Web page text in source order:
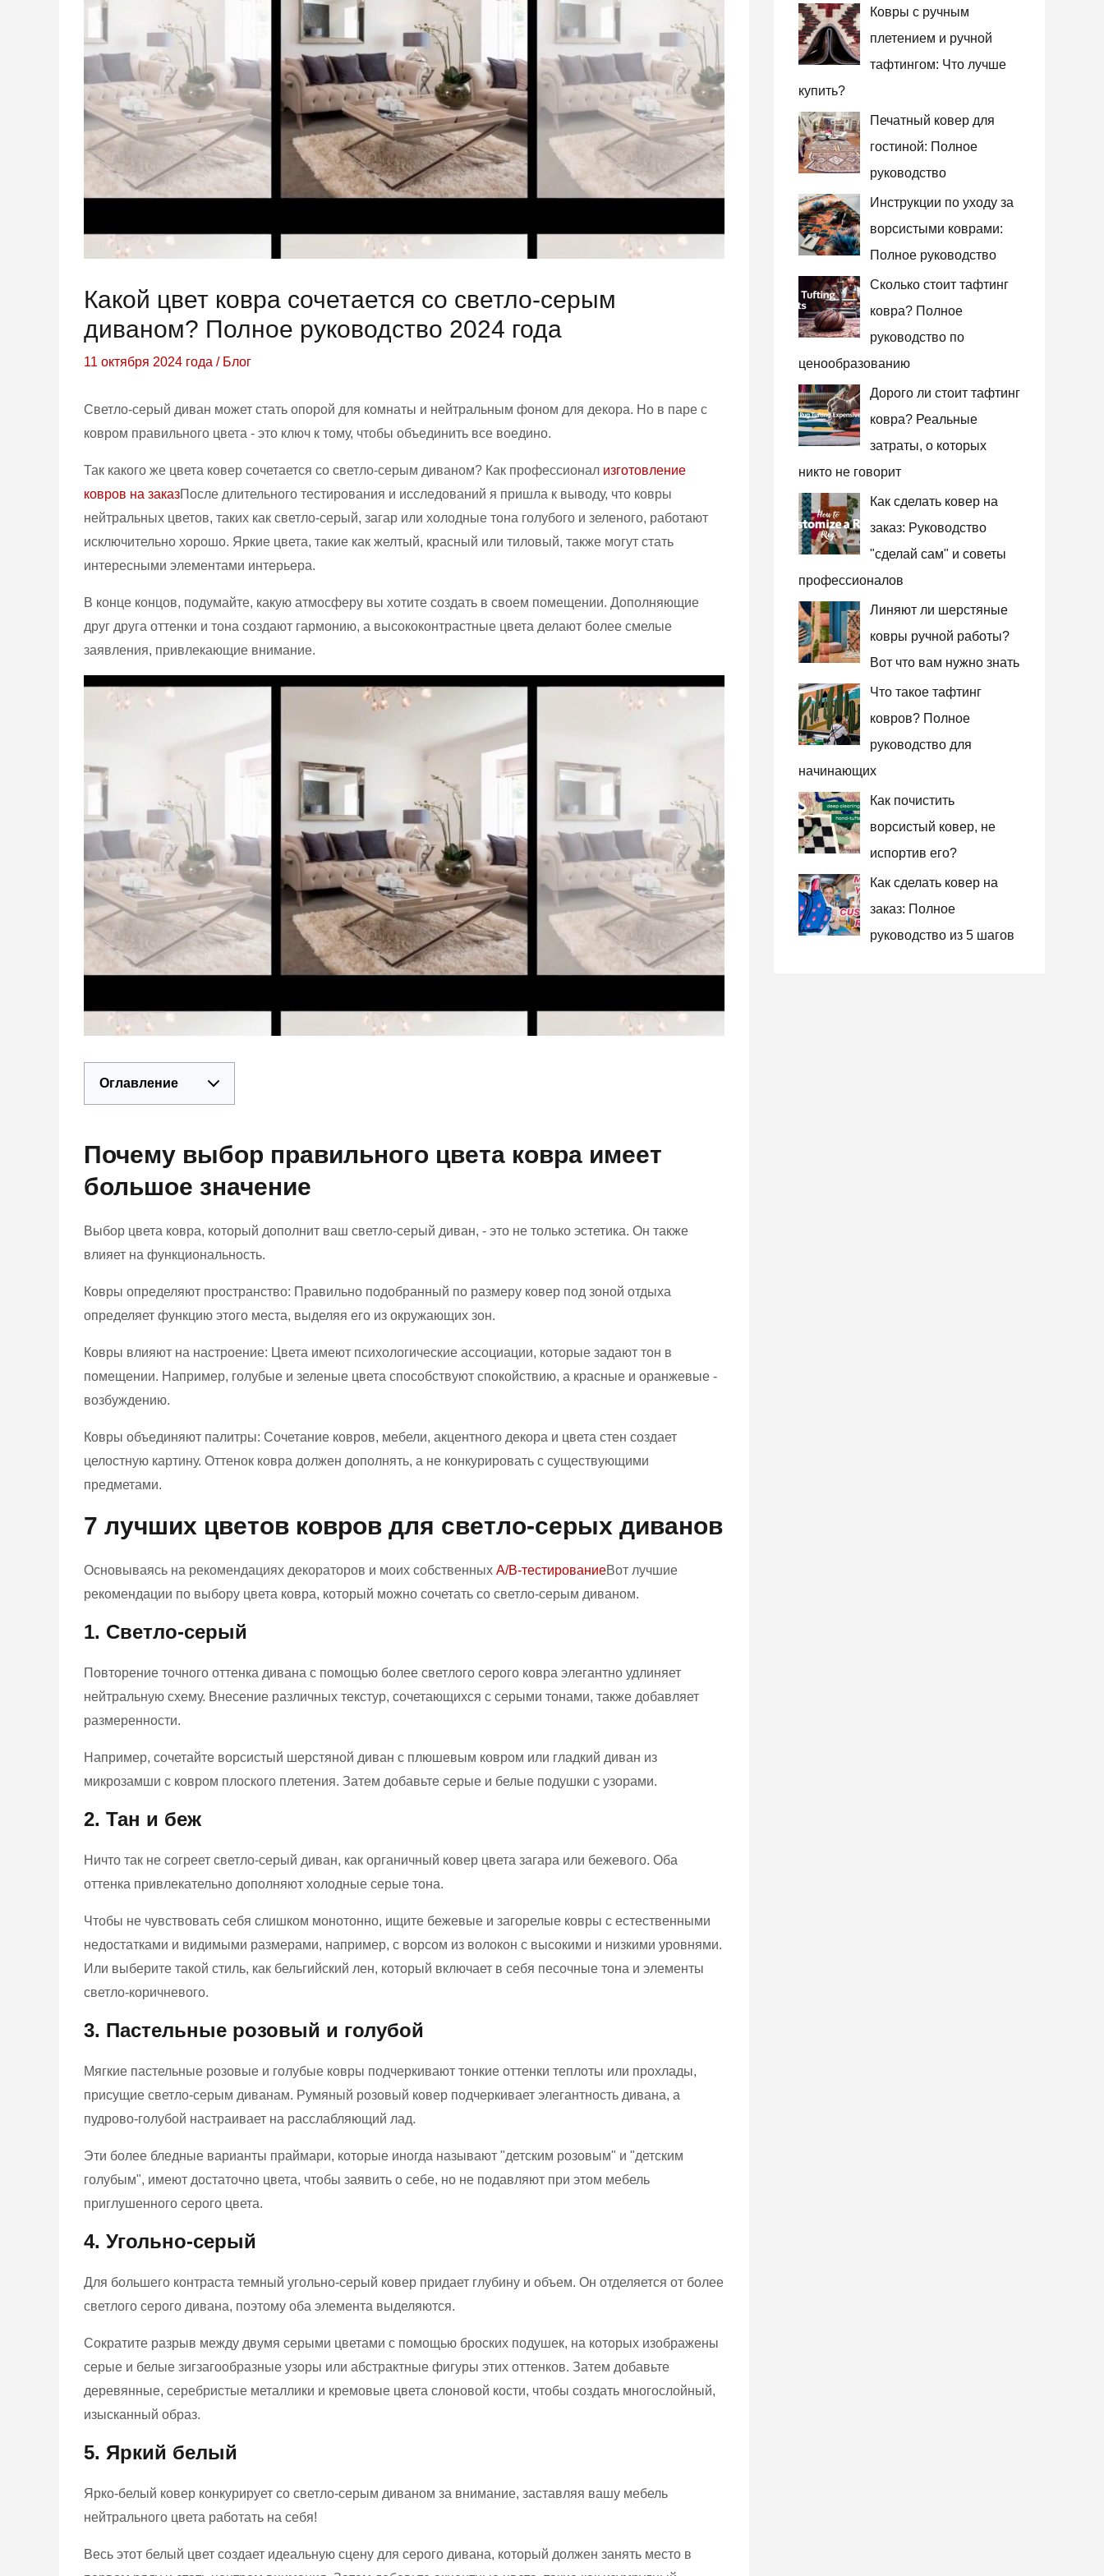
Какой цвет ковра сочетается со светло-серым
диваном? Полное руководство 2024 года
11 октября 2024 года / Блог
Светло-серый диван может стать опорой для комнаты и нейтральным фоном для декора. Но в паре с
ковром правильного цвета - это ключ к тому, чтобы объединить все воедино.
Так какого же цвета ковер сочетается со светло-серым диваном? Как профессионал изготовление
ковров на заказПосле длительного тестирования и исследований я пришла к выводу, что ковры
нейтральных цветов, таких как светло-серый, загар или холодные тона голубого и зеленого, работают
исключительно хорошо. Яркие цвета, такие как желтый, красный или тиловый, также могут стать
интересными элементами интерьера.
В конце концов, подумайте, какую атмосферу вы хотите создать в своем помещении. Дополняющие
друг друга оттенки и тона создают гармонию, а высококонтрастные цвета делают более смелые
заявления, привлекающие внимание.
Оглавление
Почему выбор правильного цвета ковра имеет
большое значение
Выбор цвета ковра, который дополнит ваш светло-серый диван, - это не только эстетика. Он также
влияет на функциональность.
Ковры определяют пространство: Правильно подобранный по размеру ковер под зоной отдыха
определяет функцию этого места, выделяя его из окружающих зон.
Ковры влияют на настроение: Цвета имеют психологические ассоциации, которые задают тон в
помещении. Например, голубые и зеленые цвета способствуют спокойствию, а красные и оранжевые -
возбуждению.
Ковры объединяют палитры: Сочетание ковров, мебели, акцентного декора и цвета стен создает
целостную картину. Оттенок ковра должен дополнять, а не конкурировать с существующими
предметами.
7 лучших цветов ковров для светло-серых диванов
Основываясь на рекомендациях декораторов и моих собственных A/B-тестированиеВот лучшие
рекомендации по выбору цвета ковра, который можно сочетать со светло-серым диваном.
1. Светло-серый
Повторение точного оттенка дивана с помощью более светлого серого ковра элегантно удлиняет
нейтральную схему. Внесение различных текстур, сочетающихся с серыми тонами, также добавляет
размеренности.
Например, сочетайте ворсистый шерстяной диван с плюшевым ковром или гладкий диван из
микрозамши с ковром плоского плетения. Затем добавьте серые и белые подушки с узорами.
2. Тан и беж
Ничто так не согреет светло-серый диван, как органичный ковер цвета загара или бежевого. Оба
оттенка привлекательно дополняют холодные серые тона.
Чтобы не чувствовать себя слишком монотонно, ищите бежевые и загорелые ковры с естественными
недостатками и видимыми размерами, например, с ворсом из волокон с высокими и низкими уровнями.
Или выберите такой стиль, как бельгийский лен, который включает в себя песочные тона и элементы
светло-коричневого.
3. Пастельные розовый и голубой
Мягкие пастельные розовые и голубые ковры подчеркивают тонкие оттенки теплоты или прохлады,
присущие светло-серым диванам. Румяный розовый ковер подчеркивает элегантность дивана, а
пудрово-голубой настраивает на расслабляющий лад.
Эти более бледные варианты праймари, которые иногда называют "детским розовым" и "детским
голубым", имеют достаточно цвета, чтобы заявить о себе, но не подавляют при этом мебель
приглушенного серого цвета.
4. Угольно-серый
Для большего контраста темный угольно-серый ковер придает глубину и объем. Он отделяется от более
светлого серого дивана, поэтому оба элемента выделяются.
Сократите разрыв между двумя серыми цветами с помощью броских подушек, на которых изображены
серые и белые зигзагообразные узоры или абстрактные фигуры этих оттенков. Затем добавьте
деревянные, серебристые металлики и кремовые цвета слоновой кости, чтобы создать многослойный,
изысканный образ.
5. Яркий белый
Ярко-белый ковер конкурирует со светло-серым диваном за внимание, заставляя вашу мебель
нейтрального цвета работать на себя!
Весь этот белый цвет создает идеальную сцену для серого дивана, который должен занять место в
:
Ковры с ручным
плетением и ручной
тафтингом: Что лучше
купить?
Печатный ковер для
гостиной: Полное
руководство
Инструкции по уходу за
ворсистыми коврами:
Полное руководство
Сколько стоит тафтинг
ковра? Полное
руководство по
ценообразованию
Дорого ли стоит тафтинг
ковра? Реальные
затраты, о которых
никто не говорит
Как сделать ковер на
заказ: Руководство
"сделай сам" и советы
профессионалов
Линяют ли шерстяные
ковры ручной работы?
Вот что вам нужно знать
Что такое тафтинг
ковров? Полное
руководство для
начинающих
Как почистить
ворсистый ковер, не
испортив его?
Как сделать ковер на
заказ: Полное
руководство из 5 шагов